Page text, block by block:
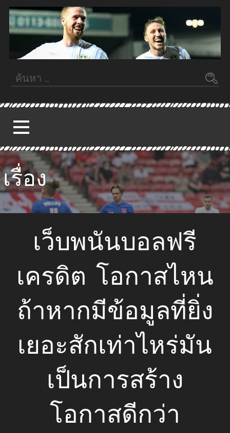
ข้าม
Fifa55
ค้นหา
เรื่อง
เว็บพนันบอลฟรี
เครดิต โอกาสไหน
ถ้าหากมีข้อมูลที่ยิ่ง
เยอะสักเท่าไหร่มัน
เป็นการสร้าง
โอกาสดีกว่า